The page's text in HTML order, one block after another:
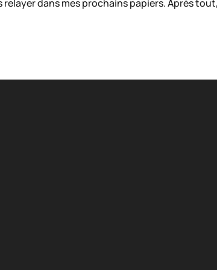
dans mes prochains papiers. Après